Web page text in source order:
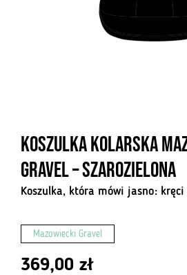
Koszulka kolarska
Gravel – szarozielona
Koszulka, która mówi jasno: kręci
Mazowiecki Gravel
369,00 zł